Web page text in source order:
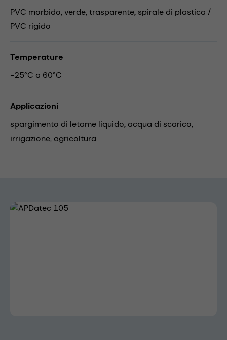
PVC morbido, verde, trasparente, spirale di plastica /
PVC rigido
Temperature
-25°C a 60°C
Applicazioni
spargimento di letame liquido, acqua di scarico,
irrigazione, agricoltura
Skip image gallery